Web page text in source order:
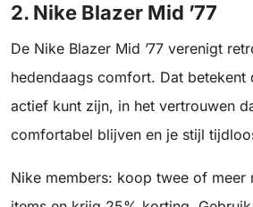
2. Nike Blazer Mid ’77
De Nike Blazer Mid ’77 verenigt
hedendaags comfort. Dat betekent
actief kunt zijn, in het vertrouwen
comfortabel blijven en je stijl
Nike members: koop twee of meer